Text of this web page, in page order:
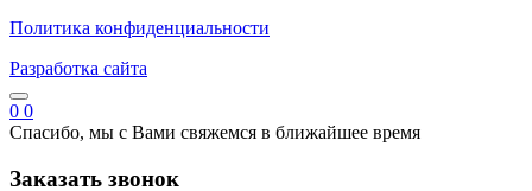
Политика конфиденциальности
Разработка сайта
0 0
Спасибо, мы с Вами свяжемся в ближайшее время
Заказать звонок